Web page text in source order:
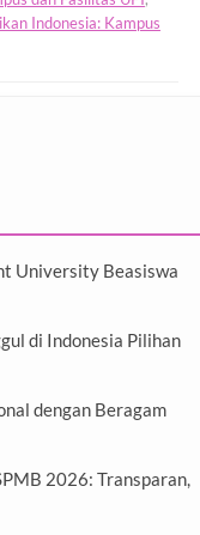
Indonesia: Kampus
University Beasiswa
di Indonesia Pilihan
dengan Beragam
2026: Transparan,